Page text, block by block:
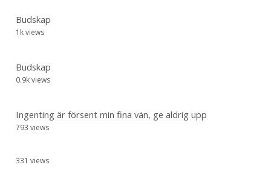
Budskap
1k views
Budskap
0.9k views
Ingenting är försent min fina vän, ge aldrig upp
793 views
331 views